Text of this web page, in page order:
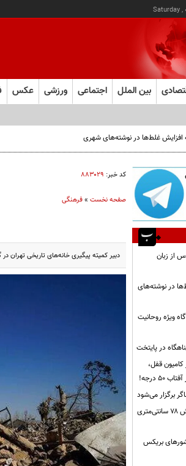
Saturday ,
بین الملل اجتماعی ورزشی عکس
افزایش غلط‌ها در نوشته‌های شهری
کد خبر: ۸۸۳۰۲۹
صفحه نخست»فرهنگی
دبیر کمیته پیگیری خانه‌های تاریخی تهران
از زبان
در نوشته‌های
ویژه روحانیت
در پایتخت
بحران؛ ۳ هزار کامیون قفل،
برگزار می‌شود
دریاچه ارومیه جان گرفت؛ افزایش ۷۸ سانتی‌متری
بریکس